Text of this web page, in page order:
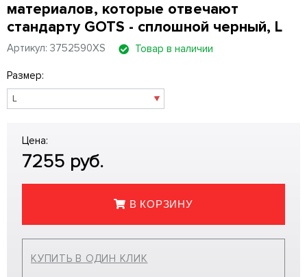
материалов, которые отвечают
стандарту GOTS - сплошной черный, L
Артикул: 3752590XS Товар в наличии
Размер:
Цена:
7255 руб.
В КОРЗИНУ
КУПИТЬ В ОДИН КЛИК